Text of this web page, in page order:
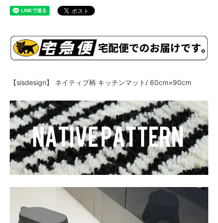
【sisdesign】 ネイティブ柄 キッチンマット/ 60cm×90cm